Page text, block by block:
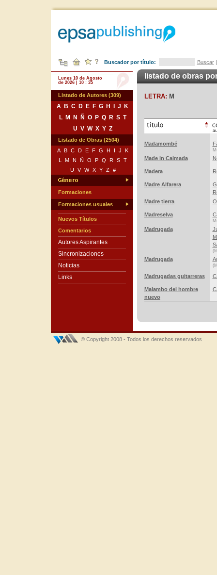
Buscador por título: Buscar
Lunes 10 de Agosto
de 2026 | 10 : 35
Listado de Autores (309)
A B C D E F G H J
K
L
M N Ñ O P Q R S T
U V W X Y Z
Listado de Obras (2504)
A
B C D E F G H I J
K
L
M N Ñ O P Q R S T
U
V W X Y Z #
Formaciones
Formaciones usuales
Nuevos Títulos
Comentarios
Autores Aspirantes
Sincronizaciones
Noticias
Links
listado de obras
LETRA: M
Madamombé
Made in Caimada
Madera
Madre Alfarera
Madre tierra
Madreselva
Madrugada
Madrugada
Madrugadas guitarreras
Malambo del hombre
nuevo
© Copyright 2008 - Todos los derechos reservados